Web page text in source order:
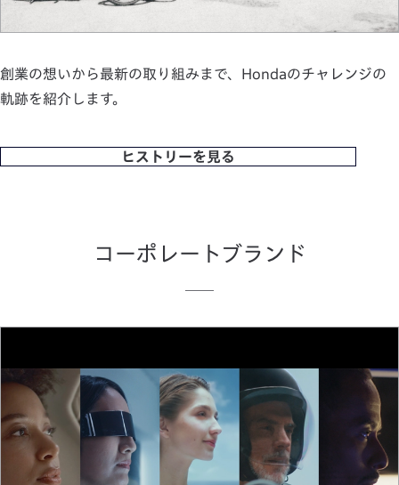
創業の想いから最新の取り組みまで、Hondaのチャレンジの
軌跡を紹介します。
ヒストリーを見る
コーポレートブランド